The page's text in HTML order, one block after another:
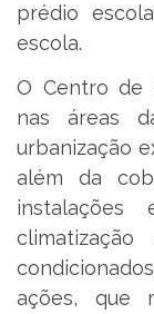
prédio
escola.
O Centro de
nas áreas
urbanização
além da
instalações
ações, que